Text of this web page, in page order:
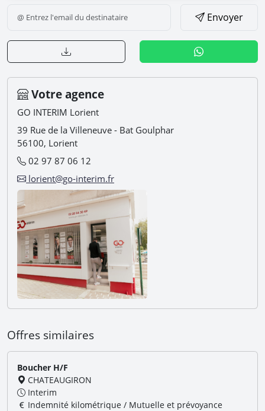
Envoyer
Votre agence
GO INTERIM Lorient
39 Rue de la Villeneuve - Bat Goulphar
56100, Lorient
02 97 87 06 12
lorient@go-interim.fr
Offres similaires
Boucher H/F
CHATEAUGIRON
Interim
Indemnité kilométrique / Mutuelle et prévoyance